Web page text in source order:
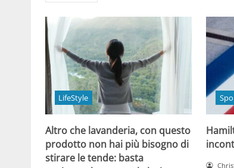
LifeStyle
Altro che lavanderia, con questo
prodotto non hai più bisogno di
stirare le tende: basta